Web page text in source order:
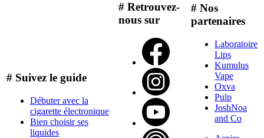
# Suivez le guide
Débuter avec la
cigarette électronique
Bien choisir ses
liquides
# Retrouvez-
nous sur
# Nos
partenaires
Laboratoire
Lips
Kumulus
Vape
Oxva
Pulp
JoshNoa
and Co